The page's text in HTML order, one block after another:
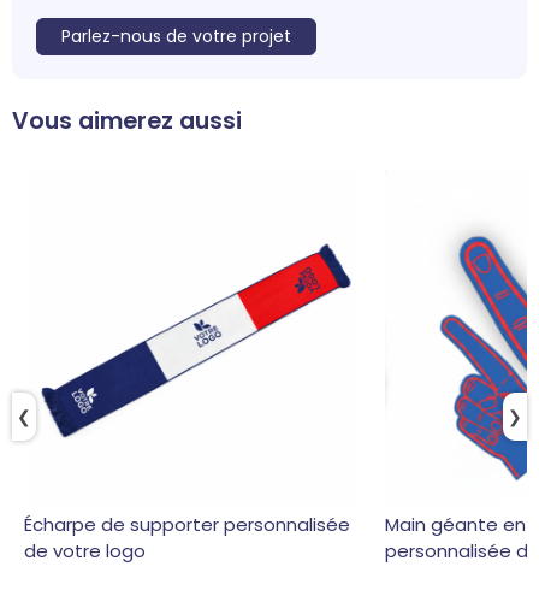
Parlez-nous de votre projet
Vous aimerez aussi
Écharpe de supporter personnalisée
de votre logo
Main géante en
personnalisée
❯
❮